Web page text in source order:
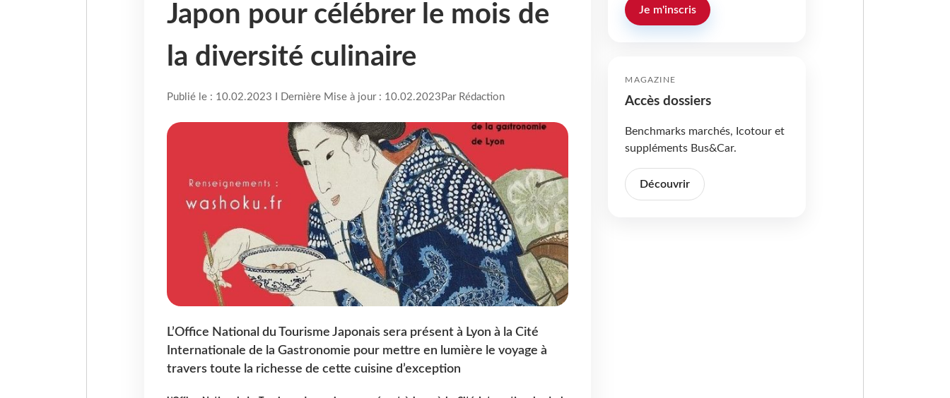
Japon pour célébrer le mois de
la diversité culinaire
Publié le : 10.02.2023 I Dernière Mise à jour : 10.02.2023 Par Rédaction
L’Office National du Tourisme Japonais sera présent à Lyon à la Cité
Internationale de la Gastronomie pour mettre en lumière le voyage à
travers toute la richesse de cette cuisine d’exception
Je m'inscris
MAGAZINE
Accès dossiers
Benchmarks marchés, Icotour et
suppléments Bus&Car.
Découvrir